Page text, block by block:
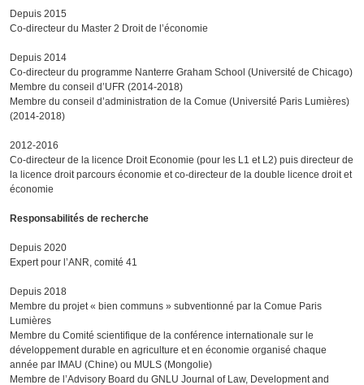
Depuis 2015
Co-directeur du Master 2 Droit de l’économie
Depuis 2014
Co-directeur du programme Nanterre Graham School (Université de Chicago)
Membre du conseil d’UFR (2014-2018)
Membre du conseil d’administration de la Comue (Université Paris Lumières)
(2014-2018)
2012-2016
Co-directeur de la licence Droit Economie (pour les L1 et L2) puis directeur de
la licence droit parcours économie et co-directeur de la double licence droit et
économie
Responsabilités de recherche
Depuis 2020
Expert pour l’ANR, comité 41
Depuis 2018
Membre du projet « bien communs » subventionné par la Comue Paris
Lumières
Membre du Comité scientifique de la conférence internationale sur le
développement durable en agriculture et en économie organisé chaque
année par IMAU (Chine) ou MULS (Mongolie)
Membre de l’Advisory Board du GNLU Journal of Law, Development and